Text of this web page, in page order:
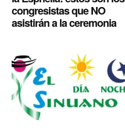
congresistas que NO
asistirán a la ceremonia